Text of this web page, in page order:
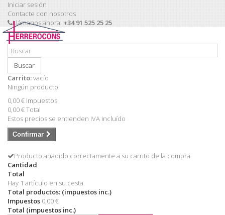
Iniciar sesión
Contacte con nosotros
Llámanos ahora: +34 91 525 25 25
Buscar
Carrito:vacío
Ningún producto
0,00 € Impuestos
0,00 €Total
Estos precios se entienden IVA incluído
Confirmar
Producto añadido correctamente a su carrito de la compra
Cantidad
Total
Hay 1 artículo en su cesta.
Total productos: (impuestos inc.)
Impuestos 0,00 €
Total (impuestos inc.)